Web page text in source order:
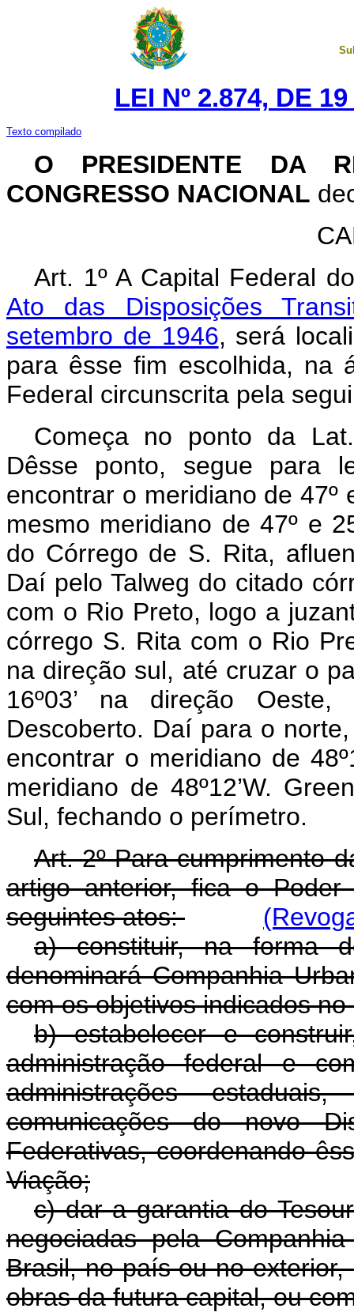
LEI Nº 2.874, DE
Texto compilado
O PRESIDENTE DA
CONGRESSO NACIONAL
Art. 1º A Capital Federal
Ato das Disposições
setembro de 1946, será
para êsse fim escolhida, na
Federal circunscrita pela
Começa no ponto da Lat.
Dêsse ponto, segue para
encontrar o meridiano de 47º
mesmo meridiano de 47º e
do Córrego de S. Rita,
Daí pelo Talweg do citado
com o Rio Preto, logo a
córrego S. Rita com o Rio
na direção sul, até cruzar o
16º03’ na direção
Descoberto. Daí para o
encontrar o meridiano de
meridiano de 48º12’W.
Sul, fechando o perímetro.
Art. 2º Para cumprimento
artigo anterior, fica o
seguintes atos:
a) constituir, na forma
denominará Companhia
com os objetivos indicados no
b) estabelecer e
administração federal e
administrações
comunicações do novo
Federativas, coordenando
Viação;
c) dar a garantia do
negociadas pela
Brasil, no país ou no
obras da futura capital, ou